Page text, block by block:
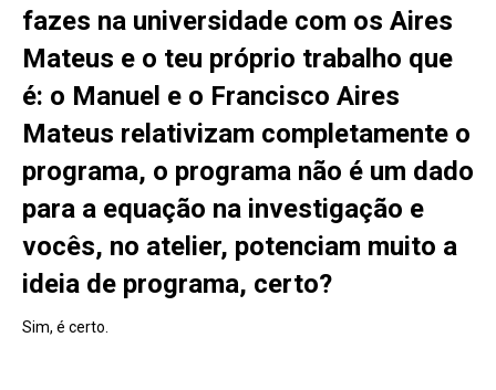
fazes na universidade com os Aires
Mateus e o teu próprio trabalho que
é: o Manuel e o Francisco Aires
Mateus relativizam completamente o
programa, o programa não é um dado
para a equação na investigação e
vocês, no atelier, potenciam muito a
ideia de programa, certo?
Sim, é certo.